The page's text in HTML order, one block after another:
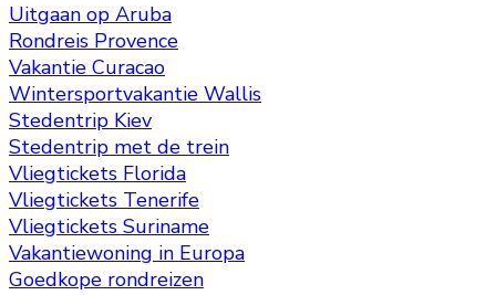
Uitgaan op Aruba
Rondreis Provence
Vakantie Curacao
Wintersportvakantie Wallis
Stedentrip Kiev
Stedentrip met de trein
Vliegtickets Florida
Vliegtickets Tenerife
Vliegtickets Suriname
Vakantiewoning in Europa
Goedkope rondreizen